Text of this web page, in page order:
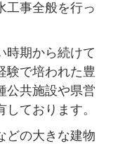
工事全般を行っ
時期から続けて
験で培われた豊
公共施設や県営
ております。
どの大きな建物